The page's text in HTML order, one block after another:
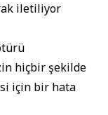
iletiliyor
hiçbir şekilde
için bir hata